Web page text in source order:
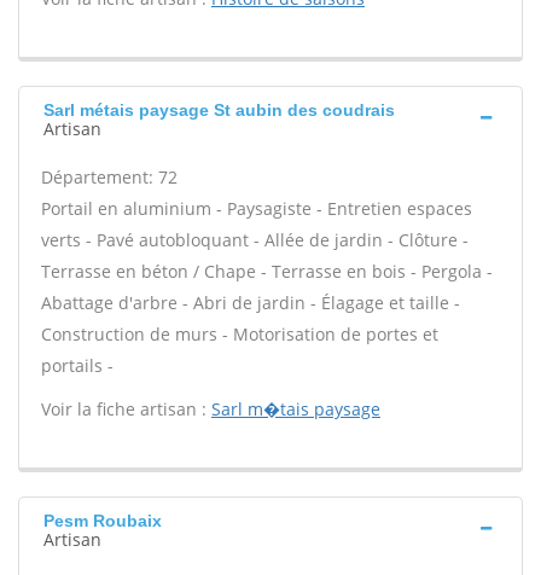
Sarl métais paysage St aubin des coudrais
Artisan
Département: 72
Portail en aluminium - Paysagiste - Entretien espaces
verts - Pavé autobloquant - Allée de jardin - Clôture -
Terrasse en béton / Chape - Terrasse en bois - Pergola -
Abattage d'arbre - Abri de jardin - Élagage et taille -
Construction de murs - Motorisation de portes et
portails -
Voir la fiche artisan : Sarl m�tais paysage
Pesm Roubaix
Artisan